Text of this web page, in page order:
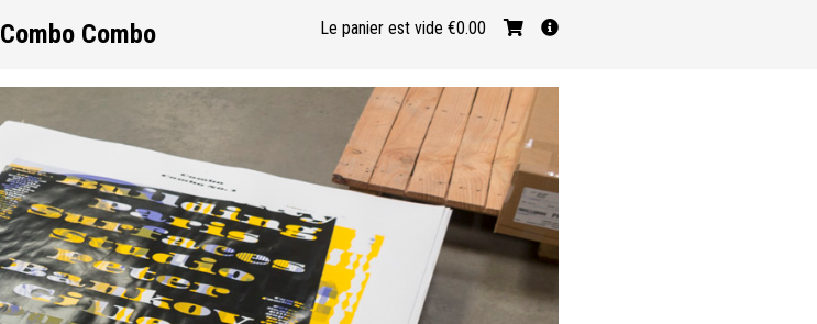
Combo Combo Le panier est vide €0.00